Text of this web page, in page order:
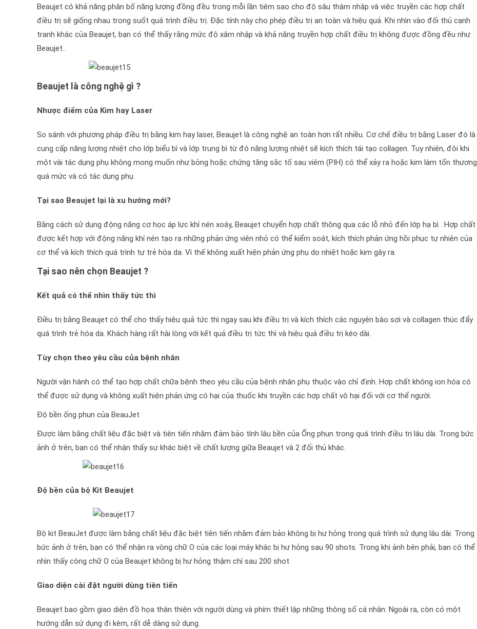
Beaujet có khả năng phân bố năng lượng đồng đều trong mỗi lần tiêm sao cho độ sâu thâm nhập và việc truyền các hợp chất
điều trị sẽ giống nhau trong suốt quá trình điều trị. Đặc tính này cho phép điều trị an toàn và hiệu quả. Khi nhìn vào đối thủ cạnh
tranh khác của Beaujet, bạn có thể thấy rằng mức độ xâm nhập và khả năng truyền hợp chất điều trị không được đồng đều như
Beaujet..
Beaujet là công nghệ gì ?
Nhược điểm của Kim hay Laser
So sánh với phương pháp điều trị bằng kim hay laser, Beaujet là công nghệ an toàn hơn rất nhiều. Cơ chế điều trị bằng Laser đó là
cung cấp năng lượng nhiệt cho lớp biểu bì và lớp trung bì từ đó năng lượng nhiệt sẽ kích thích tái tạo collagen. Tuy nhiên, đôi khi
một vài tác dụng phụ không mong muốn như bỏng hoặc chứng tăng sắc tố sau viêm (PIH) có thể xảy ra hoặc kim làm tổn thương
quá mức và có tác dụng phụ.
Tại sao Beaujet lại là xu hướng mới?
Bằng cách sử dụng động năng cơ học áp lực khí nén xoáy, Beaujet chuyển hợp chất thông qua các lỗ nhỏ đến lớp hạ bì . Hợp chất
được kết hợp với động năng khí nén tạo ra những phản ứng viên nhỏ có thể kiểm soát, kích thích phản ứng hồi phục tự nhiên của
cơ thể và kích thích quá trình tự trẻ hóa da. Vì thế không xuất hiện phản ứng phụ do nhiệt hoặc kim gây ra.
Tại sao nên chọn Beaujet ?
Kết quả có thể nhìn thấy tức thì
Điều trị bằng Beaujet có thể cho thấy hiệu quả tức thì ngay sau khi điều trị và kích thích các nguyên bào sợi và collagen thúc đẩy
quá trình trẻ hóa da. Khách hàng rất hài lòng với kết quả điều trị tức thì và hiệu quả điều trị kéo dài.
Tùy chọn theo yêu cầu của bệnh nhân
Người vận hành có thể tạo hợp chất chữa bệnh theo yêu cầu của bệnh nhân phụ thuộc vào chỉ định. Hợp chất không ion hóa có
thể được sử dụng và không xuất hiện phản ứng có hại của thuốc khi truyền các hợp chất vô hại đối với cơ thể người.
Độ bền ống phun của BeauJet
Được làm bằng chất liệu đặc biệt và tiên tiến nhằm đảm bảo tính lâu bền của Ống phun trong quá trình điều trị lâu dài. Trong bức
ảnh ở trên, bạn có thể nhận thấy sự khác biệt về chất lượng giữa Beaujet và 2 đối thủ khác.
Độ bền của bộ Kit Beaujet
Bộ kit BeauJet được làm bằng chất liệu đặc biệt tiên tiến nhằm đảm bảo không bị hư hỏng trong quá trình sử dụng lâu dài. Trong
bức ảnh ở trên, bạn có thể nhận ra vòng chữ O của các loại máy khác bị hư hỏng sau 90 shots. Trong khi ảnh bên phải, bạn có thể
nhìn thấy còng chữ O của Beaujet không bị hư hỏng thậm chí sau 200 shot
Giao diện cài đặt người dùng tiên tiến
Beaujet bao gồm giao diện đồ họa thân thiện với người dùng và phím thiết lập những thông số cá nhân. Ngoài ra, còn có một
hướng dẫn sử dụng đi kèm, rất dễ dàng sử dụng.